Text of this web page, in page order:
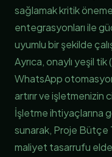
sağlamak kritik
entegrasyonları ile
uyumlu bir şekilde
Ayrıca, onaylı yeşil
WhatsApp
artırır ve işletmenizin
İşletme ihtiyaçlarına
sunarak, Proje Bütçe
maliyet tasarrufu